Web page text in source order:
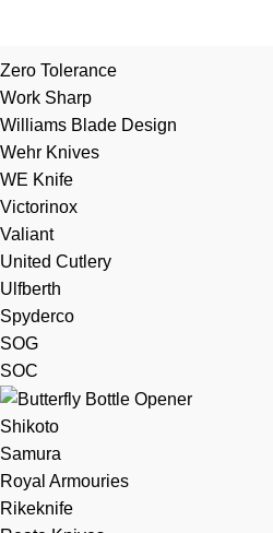
Zero Tolerance
Work Sharp
Williams Blade Design
Wehr Knives
WE Knife
Victorinox
Valiant
United Cutlery
Ulfberth
Spyderco
SOG
SOC
Shikoto
Samura
Royal Armouries
Rikeknife